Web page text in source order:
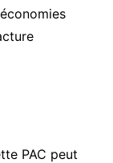
PAC peut